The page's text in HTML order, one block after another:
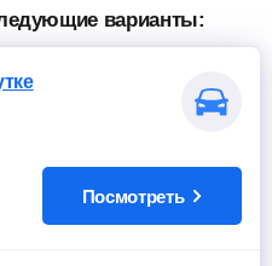
варианты:
Посмотреть